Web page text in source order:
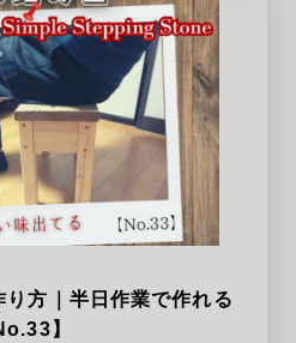
方｜半日作業で作れる
】